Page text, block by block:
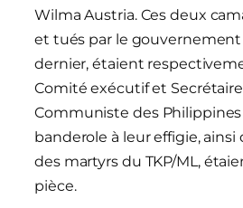
Wilma Austria. Ces deux
et tués par le gouvernement
dernier, étaient
Comité exécutif et
Communiste des Philippines
banderole à leur effigie, ainsi
des martyrs du TKP/ML,
pièce.